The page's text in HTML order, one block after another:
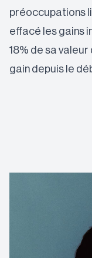
préoccupations
effacé les gains
18% de sa
gain depuis le